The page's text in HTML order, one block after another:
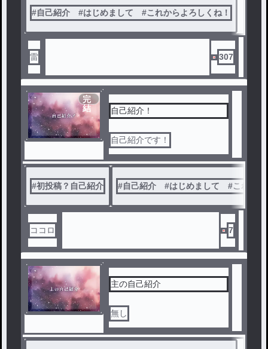
#自己紹介 #はじめまして #これからよろしくね！
雷 307
完
結
自己紹介！
自己紹介です！
#初投稿？自己紹介 #自己紹介 #はじめまして #これから
ココロ 7
主の自己紹介
無し